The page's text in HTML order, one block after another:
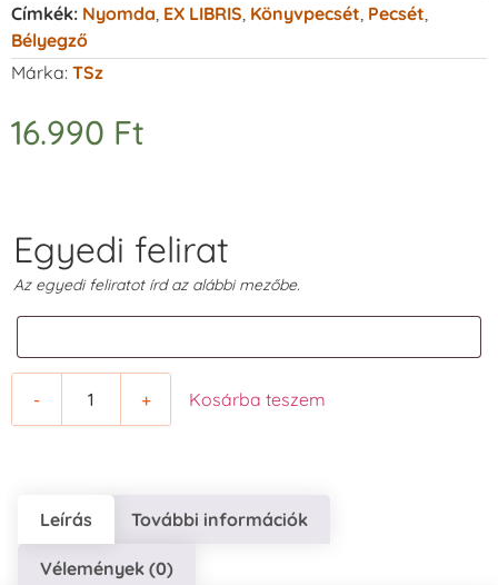
Címkék: Nyomda EX LIBRIS Könyvpecsét Pecsét
Bélyegző
Márka: TSz
16.990 Ft
Egyedi felirat
Az egyedi feliratot írd az alábbi mezőbe.
- + Kosárba teszem
Leírás További információk
Vélemények (0)